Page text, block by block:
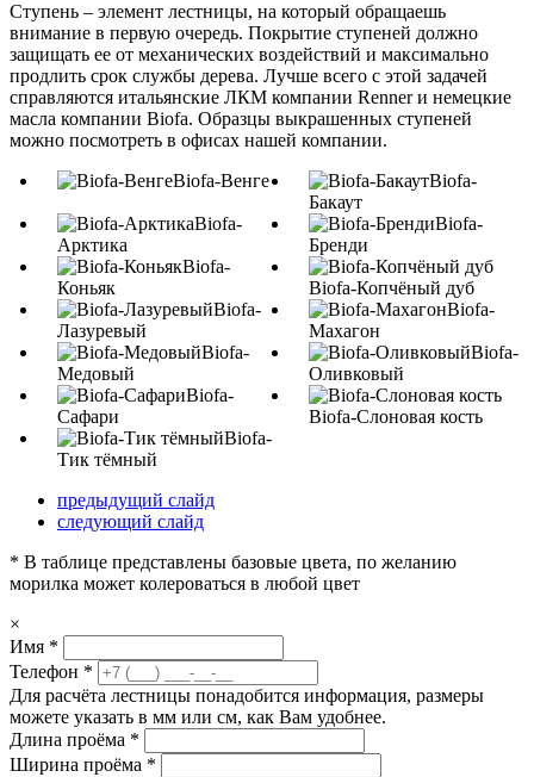
Ступень – элемент лестницы, на который обращаешь
внимание в первую очередь. Покрытие ступеней должно
защищать ее от механических воздействий и максимально
продлить срок службы дерева. Лучше всего с этой задачей
справляются итальянские ЛКМ компании Renner и немецкие
масла компании Biofa. Образцы выкрашенных ступеней
можно посмотреть в офисах нашей компании.
Biofa-Венге
Biofa-
Бакаут
Biofa-
Арктика
Biofa-
Бренди
Biofa-
Коньяк
Biofa-Копчёный дуб
Biofa-
Лазуревый
Biofa-
Махагон
Biofa-
Медовый
Biofa-
Оливковый
Biofa-
Сафари
Biofa-Слоновая кость
Biofa-
Тик тёмный
предыдущий слайд
следующий слайд
* В таблице представлены базовые цвета, по желанию
морилка может колероваться в любой цвет
×
Имя *
Телефон *
Для расчёта лестницы понадобится информация, размеры
можете указать в мм или см, как Вам удобнее.
Длина проёма *
Ширина проёма *